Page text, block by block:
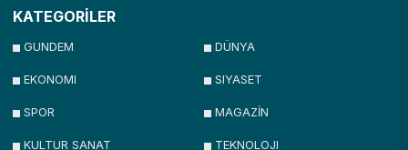
KATEGORİLER
GUNDEM DÜNYA
EKONOMI SIYASET
SPOR MAGAZİN
KULTUR SANAT TEKNOLOJI